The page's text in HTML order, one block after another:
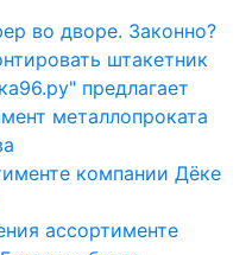
во дворе. Законно?
штакетник
предлагает
металлопроката
компании Дёке
ассортименте